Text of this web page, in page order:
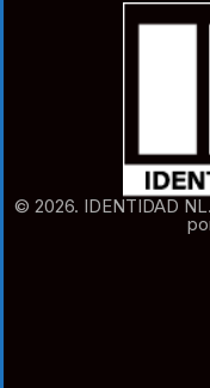
© 2026. IDENTIDAD